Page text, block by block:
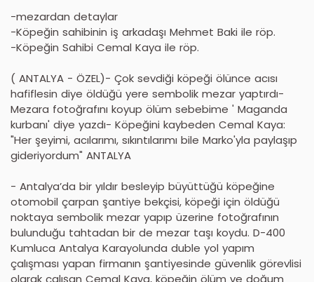
-mezardan detaylar
-Köpeğin sahibinin iş arkadaşı Mehmet Baki ile röp.
-Köpeğin Sahibi Cemal Kaya ile röp.
( ANTALYA - ÖZEL)- Çok sevdiği köpeği ölünce acısı
hafiflesin diye öldüğü yere sembolik mezar yaptırdı-
Mezara fotoğrafını koyup ölüm sebebime ' Maganda
kurbanı' diye yazdı- Köpeğini kaybeden Cemal Kaya:
"Her şeyimi, acılarımı, sıkıntılarımı bile Marko'yla paylaşıp
gideriyordum" ANTALYA
- Antalya’da bir yıldır besleyip büyüttüğü köpeğine
otomobil çarpan şantiye bekçisi, köpeği için öldüğü
noktaya sembolik mezar yapıp üzerine fotoğrafının
bulunduğu tahtadan bir de mezar taşı koydu. D-400
Kumluca Antalya Karayolunda duble yol yapım
çalışması yapan firmanın şantiyesinde güvenlik görevlisi
olarak çalışan Cemal Kaya, köpeğin ölüm ve doğum